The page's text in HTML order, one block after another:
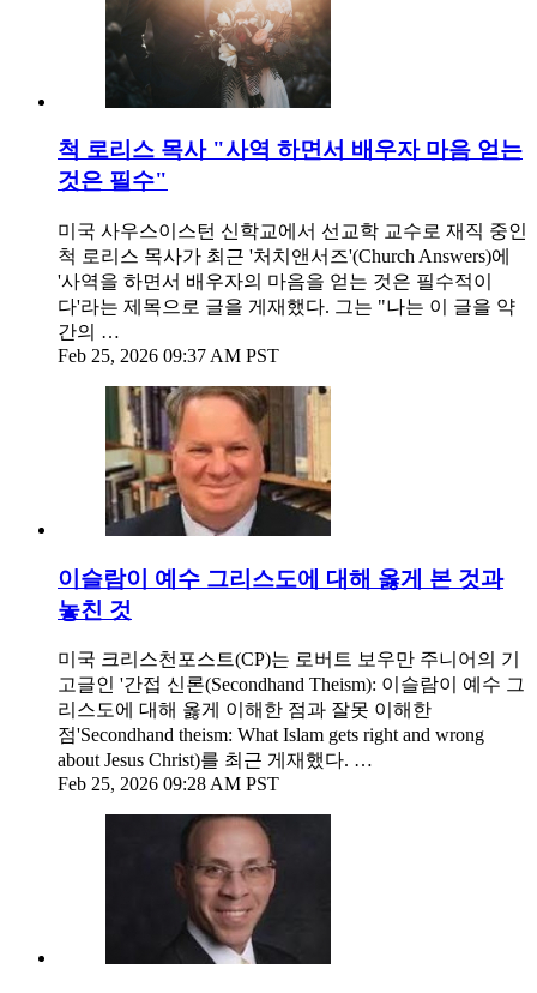
척 로리스 목사 "사역 하면서 배우자 마음 얻는
것은 필수"
미국 사우스이스턴 신학교에서 선교학 교수로 재직 중인
척 로리스 목사가 최근 '처치앤서즈'(Church Answers)에
'사역을 하면서 배우자의 마음을 얻는 것은 필수적이
다'라는 제목으로 글을 게재했다. 그는 "나는 이 글을 약
간의 …
Feb 25, 2026 09:37 AM PST
이슬람이 예수 그리스도에 대해 옳게 본 것과
놓친 것
미국 크리스천포스트(CP)는 로버트 보우만 주니어의 기
고글인 '간접 신론(Secondhand Theism): 이슬람이 예수 그
리스도에 대해 옳게 이해한 점과 잘못 이해한
점'Secondhand theism: What Islam gets right and wrong
about Jesus Christ)를 최근 게재했다. …
Feb 25, 2026 09:28 AM PST